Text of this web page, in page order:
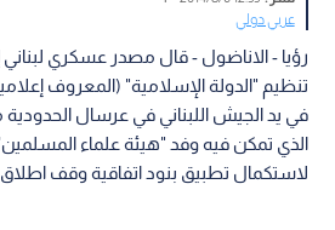
عربي دولي
رؤيا - الاناضول - قال مصدر عسكري
تنظيم "الدولة الإسلامية" (المعروف
في يد الجيش اللبناني في عرسال
الذي تمكن فيه وفد "هيئة علماء
لاستكمال تطبيق بنود اتفاقية وقف اطلاق